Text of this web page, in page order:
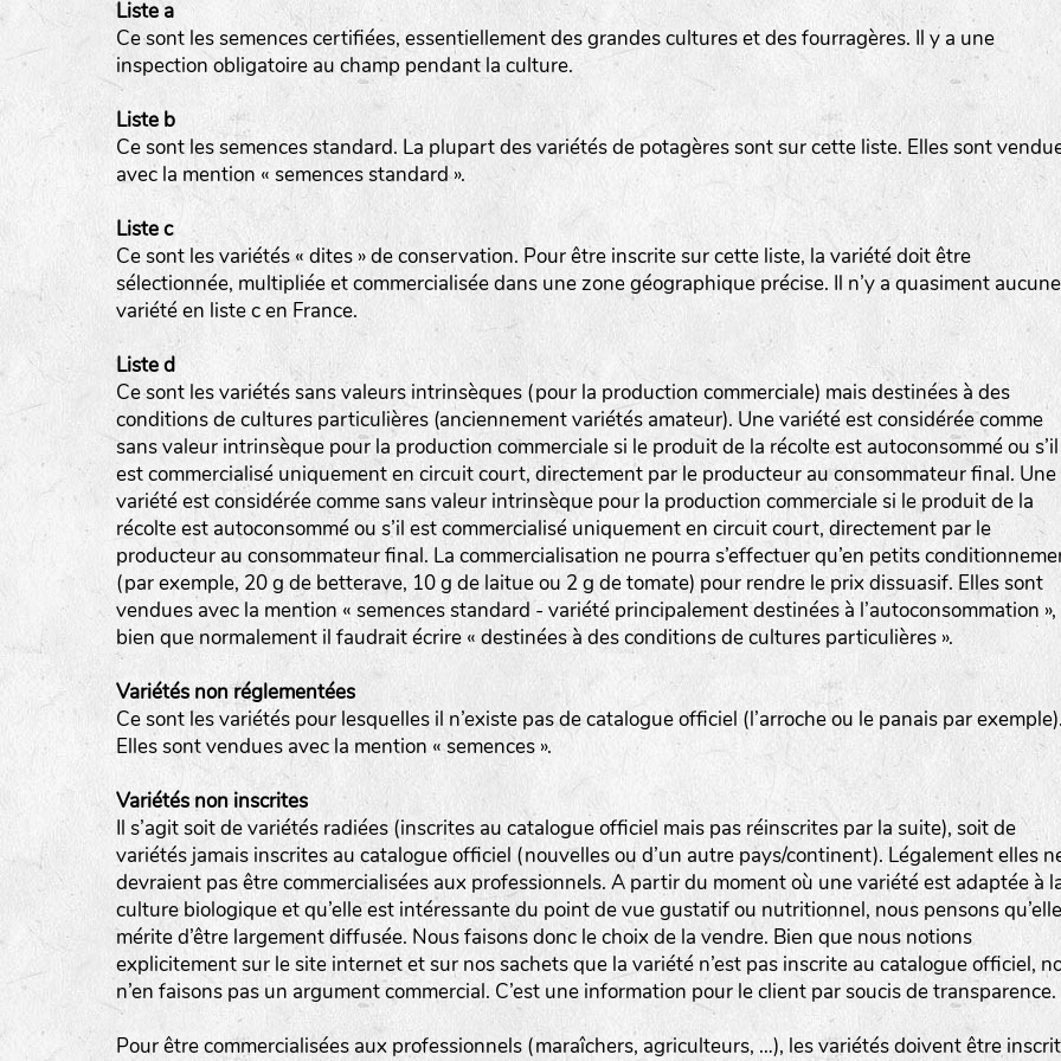
Liste a
Ce sont les semences certifiées, essentiellement des grandes cultures et des fourragères. Il y a une
inspection obligatoire au champ pendant la culture.
Liste b
Ce sont les semences standard. La plupart des variétés de potagères sont sur cette liste. Elles sont
avec la mention « semences standard ».
Liste c
Ce sont les variétés « dites » de conservation. Pour être inscrite sur cette liste, la variété doit être
sélectionnée, multipliée et commercialisée dans une zone géographique précise. Il n’y a quasiment aucune
variété en liste c en France.
Liste d
Ce sont les variétés sans valeurs intrinsèques (pour la production commerciale) mais destinées à des
conditions de cultures particulières (anciennement variétés amateur). Une variété est considérée comme
sans valeur intrinsèque pour la production commerciale si le produit de la récolte est autoconsommé ou s’il
est commercialisé uniquement en circuit court, directement par le producteur au consommateur final. Une
variété est considérée comme sans valeur intrinsèque pour la production commerciale si le produit de la
récolte est autoconsommé ou s’il est commercialisé uniquement en circuit court, directement par le
producteur au consommateur final. La commercialisation ne pourra s’effectuer qu’en petits
(par exemple, 20 g de betterave, 10 g de laitue ou 2 g de tomate) pour rendre le prix dissuasif. Elles sont
vendues avec la mention « semences standard - variété principalement destinées à l’autoconsommation »,
bien que normalement il faudrait écrire « destinées à des conditions de cultures particulières ».
Variétés non réglementées
Ce sont les variétés pour lesquelles il n’existe pas de catalogue officiel (l’arroche ou le panais par
Elles sont vendues avec la mention « semences ».
Variétés non inscrites
Il s’agit soit de variétés radiées (inscrites au catalogue officiel mais pas réinscrites par la suite), soit de
variétés jamais inscrites au catalogue officiel (nouvelles ou d’un autre pays/continent). Légalement elles
devraient pas être commercialisées aux professionnels. A partir du moment où une variété est adaptée à
culture biologique et qu’elle est intéressante du point de vue gustatif ou nutritionnel, nous pensons qu’elle
mérite d’être largement diffusée. Nous faisons donc le choix de la vendre. Bien que nous notions
explicitement sur le site internet et sur nos sachets que la variété n’est pas inscrite au catalogue officiel,
n’en faisons pas un argument commercial. C’est une information pour le client par soucis de transparence.
Pour être commercialisées aux professionnels (maraîchers, agriculteurs, …), les variétés doivent être